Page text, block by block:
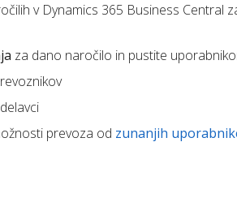
v Dynamics 365 Business Central
za dano naročilo in pustite
prevoza od zunanjih